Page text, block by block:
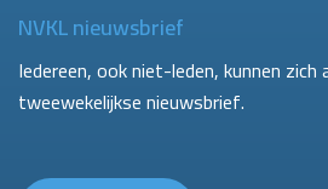
NVKL nieuwsbrief
Iedereen, ook niet-leden, kunnen
tweewekelijkse nieuwsbrief.